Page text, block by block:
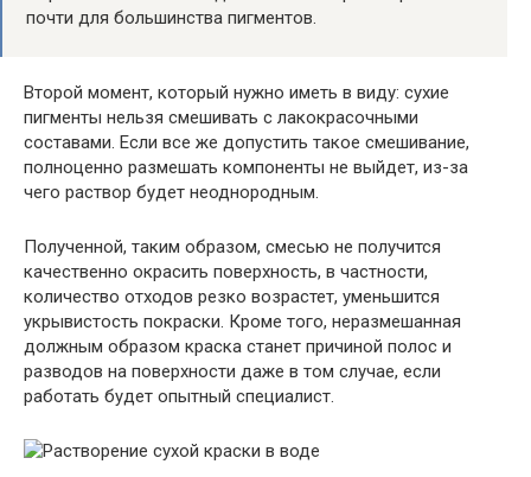
почти для большинства пигментов.
Второй момент, который нужно иметь в виду: сухие
пигменты нельзя смешивать с лакокрасочными
составами. Если все же допустить такое смешивание,
полноценно размешать компоненты не выйдет, из-за
чего раствор будет неоднородным.
Полученной, таким образом, смесью не получится
качественно окрасить поверхность, в частности,
количество отходов резко возрастет, уменьшится
укрывистость покраски. Кроме того, неразмешанная
должным образом краска станет причиной полос и
разводов на поверхности даже в том случае, если
работать будет опытный специалист.